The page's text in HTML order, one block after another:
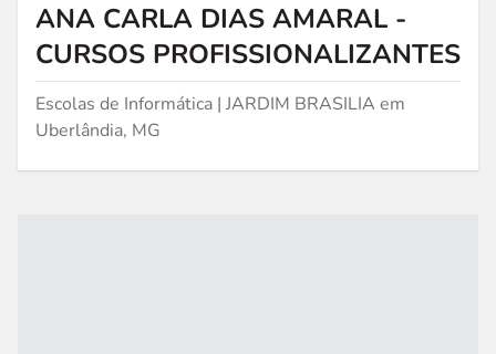
ANA CARLA DIAS AMARAL -
CURSOS PROFISSIONALIZANTES
Escolas de Informática | JARDIM BRASILIA em
Uberlândia, MG